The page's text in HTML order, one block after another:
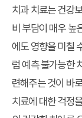
치과 치료는 건강
비 부담이 매우 높
에도 영향을 미칠
럼 예측 불가능한
련해주는 것이 바
치료에 대한 걱정